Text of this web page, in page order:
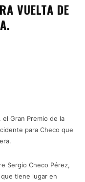
VUELTA DE
Gran Premio de la
para Checo que
Sergio Checo Pérez,
tiene lugar en